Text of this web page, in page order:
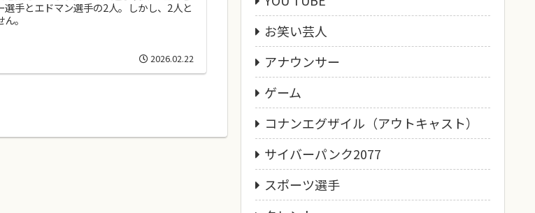
手とエドマン選手の2人。しかし、2人と
。
2026.02.22
お笑い芸人
アナウンサー
ゲーム
コナンエグザイル（アウトキャスト）
サイバーパンク2077
スポーツ選手